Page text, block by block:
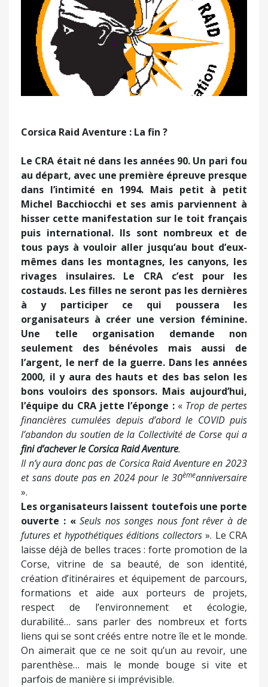
Corsica Raid Aventure : La fin ?
Le CRA était né dans les années 90. Un pari fou
au départ, avec une première épreuve presque
dans l’intimité en 1994. Mais petit à petit
Michel Bacchiocchi et ses amis parviennent à
hisser cette manifestation sur le toit français
puis international. Ils sont nombreux et de
tous pays à vouloir aller jusqu‘au bout d’eux-
mêmes dans les montagnes, les canyons, les
rivages insulaires. Le CRA c’est pour les
costauds. Les filles ne seront pas les dernières
à y participer ce qui poussera les
organisateurs à créer une version féminine.
Une telle organisation demande non
seulement des bénévoles mais aussi de
l’argent, le nerf de la guerre. Dans les années
2000, il y aura des hauts et des bas selon les
bons vouloirs des sponsors. Mais aujourd’hui,
l’équipe du CRA jette l’éponge :« Trop de pertes
financières cumulées depuis d’abord le COVID puis
l’abandon du soutien de la Collectivité de Corse qui a
fini d’achever le Corsica Raid Aventure.
Il n’y aura donc pas de Corsica Raid Aventure en 2023
et sans doute pas en 2024 pour le 30èmeanniversaire
».
Les organisateurs laissent toutefois une porte
ouverte : «Seuls nos songes nous font rêver à de
futures et hypothétiques éditions collectors». Le CRA
laisse déjà de belles traces : forte promotion de la
Corse, vitrine de sa beauté, de son identité,
création d’itinéraires et équipement de parcours,
formations et aide aux porteurs de projets,
respect de l’environnement et écologie,
durabilité… sans parler des nombreux et forts
liens qui se sont créés entre notre île et le monde.
On aimerait que ce ne soit qu’un au revoir, une
parenthèse… mais le monde bouge si vite et
parfois de manière si imprévisible.